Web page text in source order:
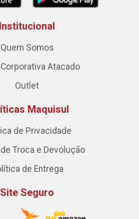
Institucional
Quem Somos
Atacado
Outlet
Maquisul
de Privacidade
Troca e Devolução
de Entrega
Site Seguro